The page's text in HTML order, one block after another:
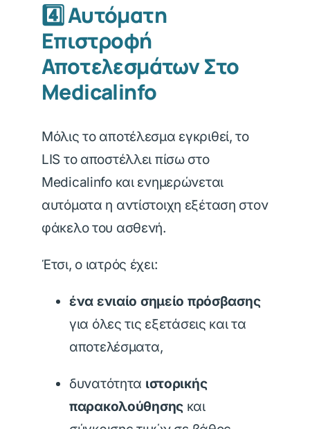
4️⃣ Αυτόματη
Επιστροφή
Αποτελεσμάτων Στο
Medicalinfo
Μόλις το αποτέλεσμα εγκριθεί, το
LIS το αποστέλλει πίσω στο
Medicalinfo και ενημερώνεται
αυτόματα η αντίστοιχη εξέταση στον
φάκελο του ασθενή.
Έτσι, ο ιατρός έχει:
ένα ενιαίο σημείο πρόσβασης
για όλες τις εξετάσεις και τα
αποτελέσματα,
δυνατότητα ιστορικής
παρακολούθησης και